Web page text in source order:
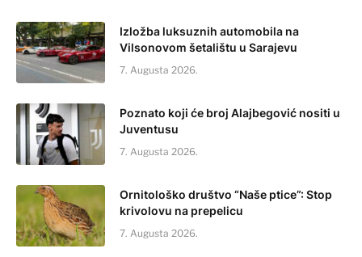
Izložba luksuznih automobila na
Vilsonovom šetalištu u Sarajevu
7. Augusta 2026.
Poznato koji će broj Alajbegović nositi u
Juventusu
7. Augusta 2026.
Ornitološko društvo “Naše ptice”: Stop
krivolovu na prepelicu
7. Augusta 2026.